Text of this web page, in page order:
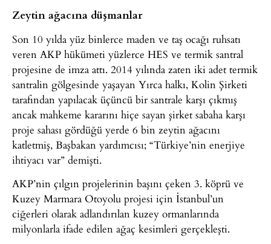
Zeytin ağacına düşmanlar
Son 10 yılda yüz binlerce maden ve taş ocağı ruhsatı
veren AKP hükümeti yüzlerce HES ve termik santral
projesine de imza attı. 2014 yılında zaten iki adet termik
santralin gölgesinde yaşayan Yırca halkı, Kolin Şirketi
tarafından yapılacak üçüncü bir santrale karşı çıkmış
ancak mahkeme kararını hiçe sayan şirket sabaha karşı
proje sahası gördüğü yerde 6 bin zeytin ağacını
katletmiş, Başbakan yardımcısı; “Türkiye’nin enerjiye
ihtiyacı var” demişti.
AKP’nin çılgın projelerinin başını çeken 3. köprü ve
Kuzey Marmara Otoyolu projesi için İstanbul’un
ciğerleri olarak adlandırılan kuzey ormanlarında
milyonlarla ifade edilen ağaç kesimleri gerçekleşti.